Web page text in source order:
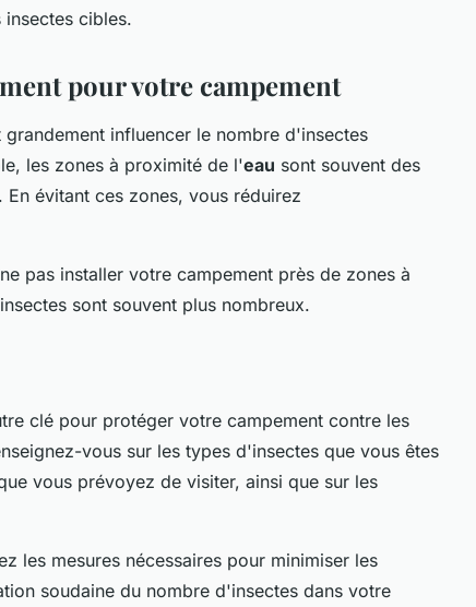
cibles.
pour votre campement
influencer le nombre d'insectes
les zones à proximité de l'eau sont souvent des
évitant ces zones, vous réduirez
pas installer votre campement près de zones à
sont souvent plus nombreux.
clé pour protéger votre campement contre les
vous sur les types d'insectes que vous êtes
vous prévoyez de visiter, ainsi que sur les
les mesures nécessaires pour minimiser les
soudaine du nombre d'insectes dans votre